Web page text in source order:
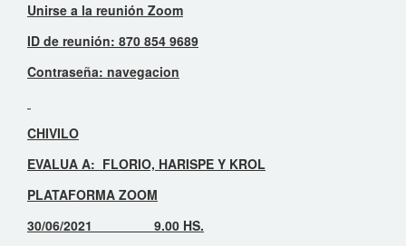
Unirse a la reunión Zoom
ID de reunión: 870 854 9689
Contraseña: navegacion
CHIVILO
EVALUA A: FLORIO, HARISPE Y KROL
PLATAFORMA ZOOM
30/06/2021 9.00 HS.